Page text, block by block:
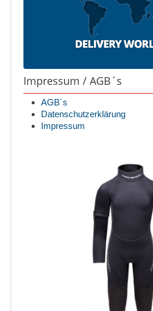
Impressum / AGB´s
AGB´s
Datenschutzerklärung
Impressum